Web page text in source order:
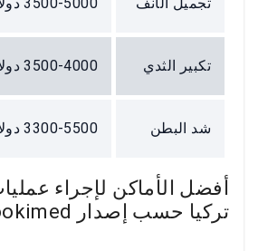
تكبير الثدي 3500-4000 دولار
شد البطن 3300-5500 دولار
أفضل الأماكن لإجراء
تركيا حسب إصدار Bookimed